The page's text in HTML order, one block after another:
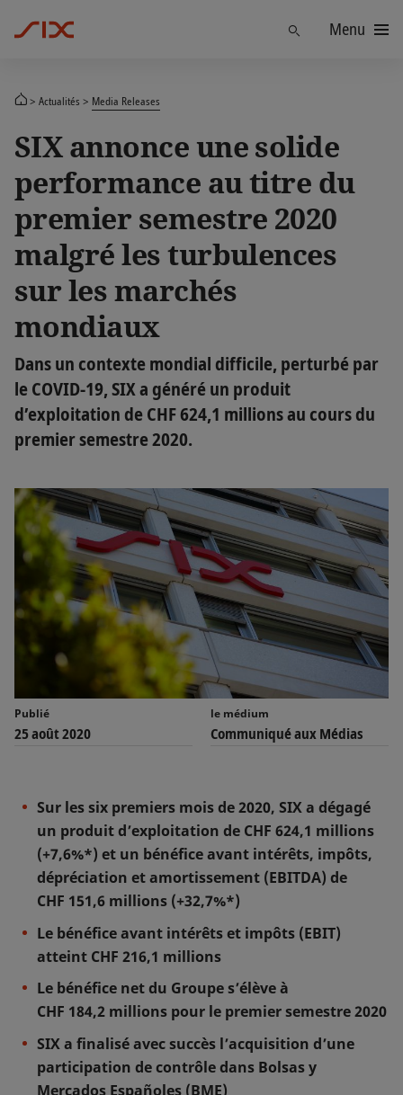
TrouverMenu
Actualités Media Releases
SIX annonce une solide
performance au titre du
premier semestre 2020
malgré les turbulences
sur les marchés
mondiaux
Dans un contexte mondial difficile, perturbé par
le COVID-19, SIX a généré un produit
d’exploitation de CHF 624,1 millions au cours du
premier semestre 2020.
Publié
25 août 2020
le médium
Communiqué aux Médias
Sur les six premiers mois de 2020, SIX a dégagé
un produit d’exploitation de CHF 624,1 millions
(+7,6%*) et un bénéfice avant intérêts, impôts,
dépréciation et amortissement (EBITDA) de
CHF 151,6 millions (+32,7%*)
Le bénéfice avant intérêts et impôts (EBIT)
atteint CHF 216,1 millions
Le bénéfice net du Groupe s’élève à
CHF 184,2 millions pour le premier semestre 2020
SIX a finalisé avec succès l’acquisition d’une
participation de contrôle dans Bolsas y
Mercados Españoles (BME)